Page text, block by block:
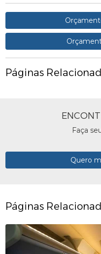
Páginas
Faça
Quero
Páginas